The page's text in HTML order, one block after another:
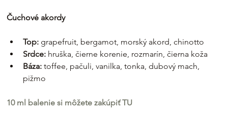
Čuchové akordy
Top: grapefruit, bergamot, morský akord, chinotto
Srdce: hruška, čierne korenie, rozmarín, čierna koža
Báza: toffee, pačuli, vanilka, tonka, dubový mach,
pižmo
10 ml balenie si môžete zakúpiť TU